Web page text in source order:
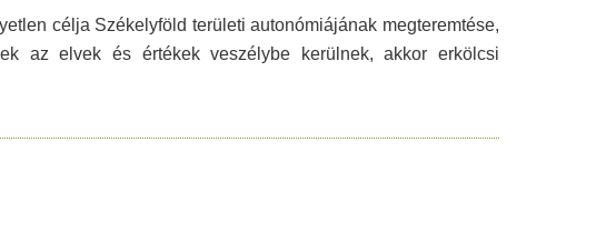
célja Székelyföld területi autonómiájának megteremtése,
az elvek és értékek veszélybe kerülnek, akkor erkölcsi